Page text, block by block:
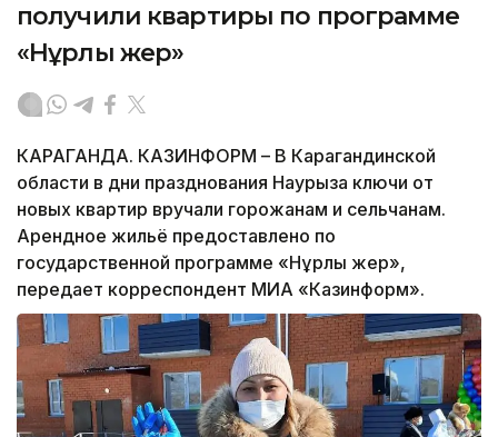
получили квартиры по программе
«Нұрлы жер»
КАРАГАНДА. КАЗИНФОРМ – В Карагандинской
области в дни празднования Наурыза ключи от
новых квартир вручали горожанам и сельчанам.
Арендное жильё предоставлено по
государственной программе «Нұрлы жер»,
передает корреспондент МИА «Казинформ».